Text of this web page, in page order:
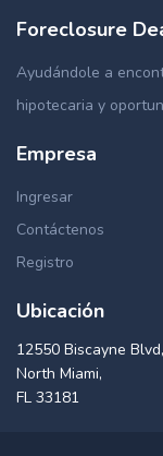
Foreclosure
Ayudándole a
hipotecaria y
Empresa
Ingresar
Contáctenos
Registro
Ubicación
12550 Biscayne
North Miami,
FL 33181